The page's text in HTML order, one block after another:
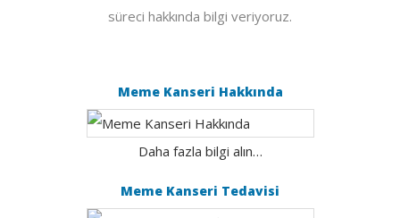
süreci hakkında bilgi veriyoruz.
Meme Kanseri Hakkında
Daha fazla bilgi alın…
Meme Kanseri Tedavisi